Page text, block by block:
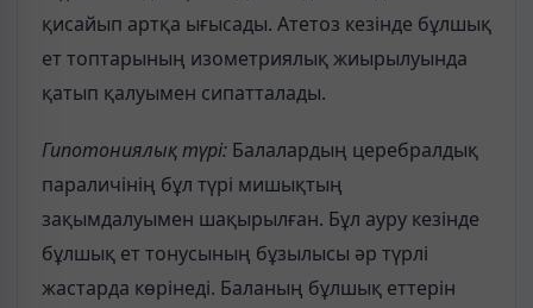
қисайып артқа ығысады. Атетоз кезінде бұлшық
ет топтарының изометриялық жиырылуында
қатып қалуымен сипатталады.
Гипотониялық түрі: Балалардың церебралдық
параличінің бұл түрі мишықтың
зақымдалуымен шақырылған. Бұл ауру кезінде
бұлшық ет тонусының бұзылысы әр түрлі
жастарда көрінеді. Баланың бұлшық еттерін